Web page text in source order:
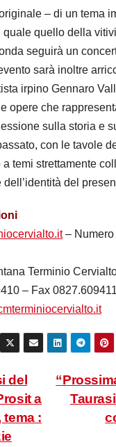
– di un tema
quale quello della
seguirà un
sarà inoltre
irpino Gennaro
opere che
sulla storia e
con le tavole
a temi strettamente
del
– Numero
Terminio
– Fax 0827.609411
del
a
tema :